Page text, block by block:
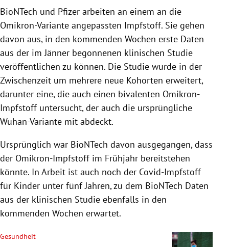
BioNTech und Pfizer arbeiten an einem an die
Omikron-Variante angepassten Impfstoff. Sie gehen
davon aus, in den kommenden Wochen erste Daten
aus der im Jänner begonnenen klinischen Studie
veröffentlichen zu können. Die Studie wurde in der
Zwischenzeit um mehrere neue Kohorten erweitert,
darunter eine, die auch einen bivalenten Omikron-
Impfstoff untersucht, der auch die ursprüngliche
Wuhan-Variante mit abdeckt.
Ursprünglich war BioNTech davon ausgegangen, dass
der Omikron-Impfstoff im Frühjahr bereitstehen
könnte. In Arbeit ist auch noch der Covid-Impfstoff
für Kinder unter fünf Jahren, zu dem BioNTech Daten
aus der klinischen Studie ebenfalls in den
kommenden Wochen erwartet.
Gesundheit